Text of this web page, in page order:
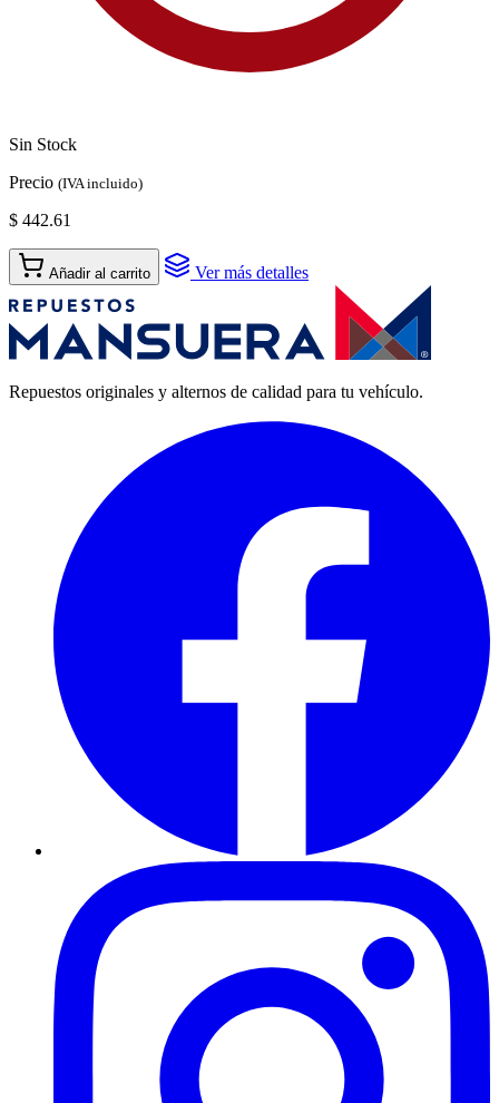
Sin Stock
Precio (IVA incluido)
$ 442.61
Añadir al carrito Ver más detalles
Repuestos originales y alternos de calidad para tu vehículo.